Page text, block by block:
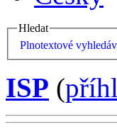
Hledat
Plnotextové
ISP (